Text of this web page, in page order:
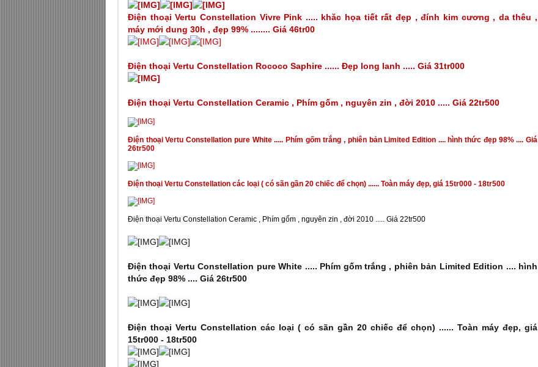
Điện thoại Vertu Constellation Vivre Pink ..... khăc họa tiết rất đẹp , đính kim cương , da thêu ,
máy mới dung 30h , đẹp 99% ........ Giá 46tr00
Điện thoại Vertu Constellation Rococo Saphire ...... Đẹp long lanh ..... Giá 31tr000
Điện thoại Vertu Constellation Ceramic , Phím gốm , nguyên zin , đời 2010 ..... Giá 22tr500
Điện thoại Vertu Constellation pure White ..... Phím gốm trắng , phiên bản Limited Edition .... hình thức đẹp 98% .... Giá
26tr500
Điện thoại Vertu Constellation các loại ( có sãn gần 20 chiếc để chọn) ...... Toàn máy đẹp, giá 15tr000 - 18tr500
Điện thoại Vertu Constellation Ceramic , Phím gốm , nguyên zin , đời 2010 ..... Giá 22tr500
Điện thoại Vertu Constellation pure White ..... Phím gốm trắng , phiên bản Limited Edition .... hình
thức đẹp 98% .... Giá 26tr500
Điện thoại Vertu Constellation các loại ( có sãn gần 20 chiếc để chọn) ...... Toàn máy đẹp, giá
15tr000 - 18tr500